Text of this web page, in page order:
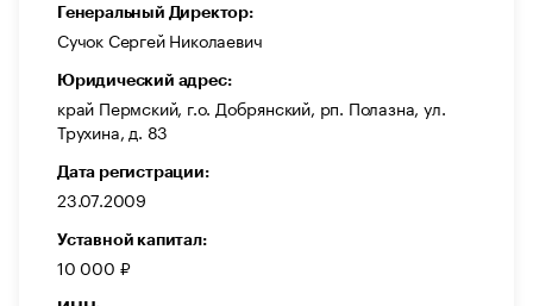
Генеральный Директор:
Сучок Сергей Николаевич
Юридический адрес:
край Пермский, г.о. Добрянский, рп. Полазна, ул.
Трухина, д. 83
Дата регистрации:
23.07.2009
Уставной капитал:
10 000 ₽